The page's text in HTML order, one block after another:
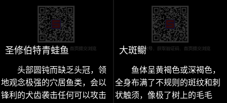
圣修伯特青蛙鱼
头部圆钝而缺乏头冠，领
地观念极强的穴居鱼类，会以
锋利的犬齿袭击任何可以攻击
大斑鳚
鱼体呈黄褐色或深褐色，
全身布满了不规则的斑纹和刺
状触须，像极了树上的毛毛